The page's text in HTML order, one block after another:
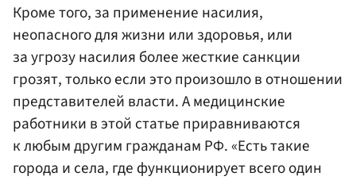
Кроме того, за применение насилия,
неопасного для жизни или здоровья, или
за угрозу насилия более жесткие санкции
грозят, только если это произошло в отношении
представителей власти. А медицинские
работники в этой статье приравниваются
к любым другим гражданам РФ. «Есть такие
города и села, где функционирует всего один